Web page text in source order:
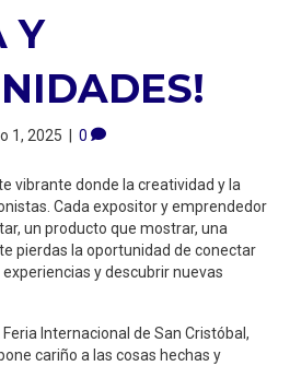
Y
1, 2025 | 0
vibrante donde la creatividad y la
Cada expositor y emprendedor
un producto que mostrar, una
pierdas la oportunidad de conectar
y descubrir nuevas
Internacional de San Cristóbal,
cariño a las cosas hechas y